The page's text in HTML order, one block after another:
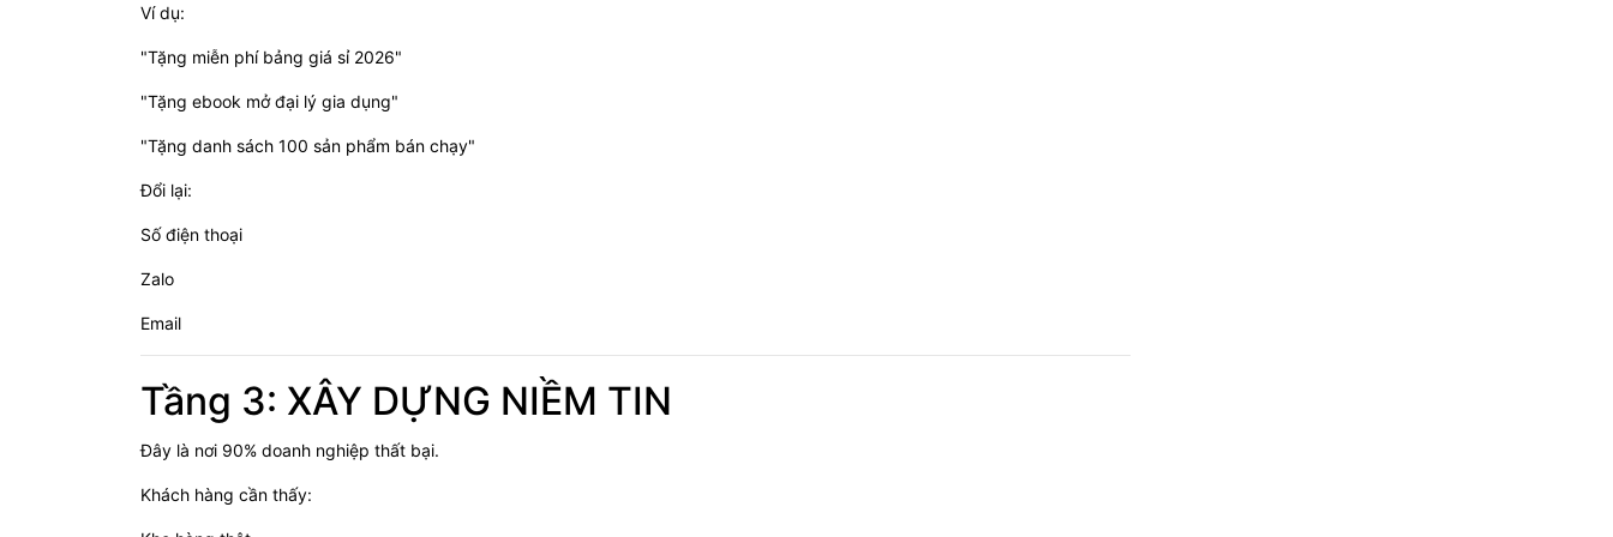
Ví dụ:
"Tặng miễn phí bảng giá sỉ 2026"
"Tặng ebook mở đại lý gia dụng"
"Tặng danh sách 100 sản phẩm bán chạy"
Đổi lại:
Số điện thoại
Zalo
Email
Tầng 3: XÂY DỰNG NIỀM TIN
Đây là nơi 90% doanh nghiệp thất bại.
Khách hàng cần thấy: